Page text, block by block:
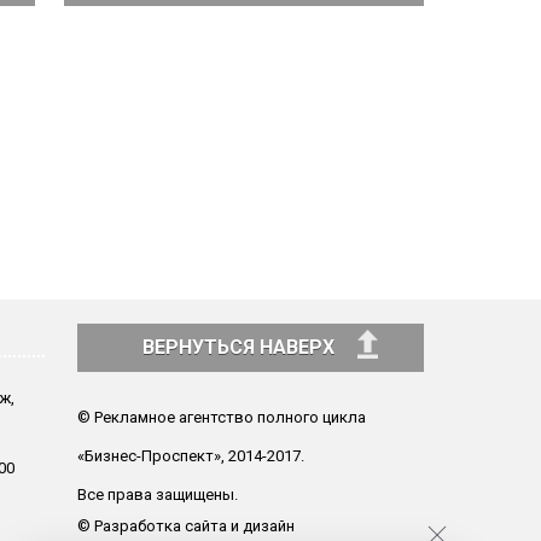
ВЕРНУТЬСЯ НАВЕРХ
© Рекламное агентство полного цикла
«Бизнес-Проспект», 2014-2017.
Все права защищены.
© Разработка сайта и дизайн